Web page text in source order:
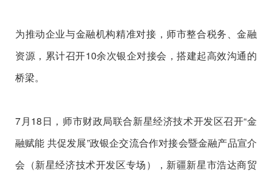
为推动企业与金融机构精准对接，师市整合税务、金融
资源，累计召开10余次银企对接会，搭建起高效沟通的
桥梁。
7月18日，师市财政局联合新星经济技术开发区召开“金
融赋能 共促发展”政银企交流合作对接会暨金融产品宣介
会（新星经济技术开发区专场），新疆新星市浩达商贸